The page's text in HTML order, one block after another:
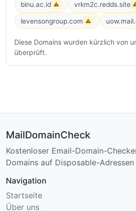
binu.ac.id ⚠ vrkm2c.redds.site
levensongroup.com ⚠
Diese Domains wurden kürzlich von
überprüft.
MailDomainCheck
Kostenloser Email-Domain-
Domains auf Disposable-
Navigation
Startseite
Über uns